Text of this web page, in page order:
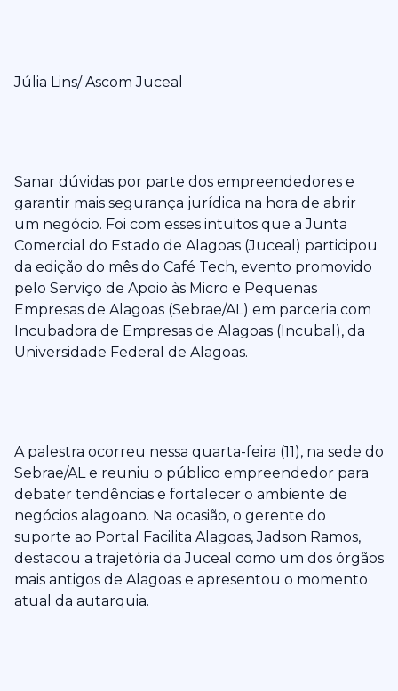
Júlia Lins/ Ascom Juceal
Sanar dúvidas por parte dos empreendedores e
garantir mais segurança jurídica na hora de abrir
um negócio. Foi com esses intuitos que a Junta
Comercial do Estado de Alagoas (Juceal) participou
da edição do mês do Café Tech, evento promovido
pelo Serviço de Apoio às Micro e Pequenas
Empresas de Alagoas (Sebrae/AL) em parceria com
Incubadora de Empresas de Alagoas (Incubal), da
Universidade Federal de Alagoas.
A palestra ocorreu nessa quarta-feira (11), na sede do
Sebrae/AL e reuniu o público empreendedor para
debater tendências e fortalecer o ambiente de
negócios alagoano. Na ocasião, o gerente do
suporte ao Portal Facilita Alagoas, Jadson Ramos,
destacou a trajetória da Juceal como um dos órgãos
mais antigos de Alagoas e apresentou o momento
atual da autarquia.